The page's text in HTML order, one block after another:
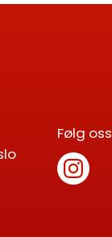
Følg oss